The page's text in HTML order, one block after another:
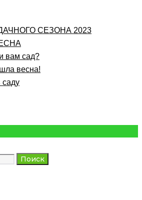
СЕЗОНА 2023
вам сад?
весна!
саду
Поиск